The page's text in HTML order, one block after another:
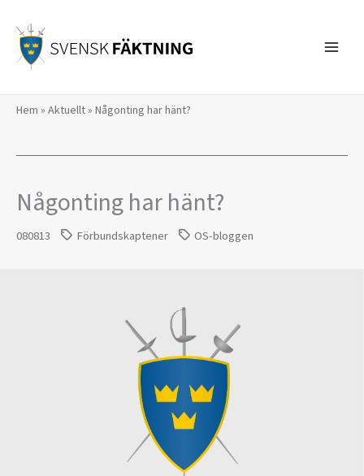
innehåll
Hem » Aktuellt» Någonting har hänt?
Någonting har hänt?
080813 Förbundskaptener OS-bloggen